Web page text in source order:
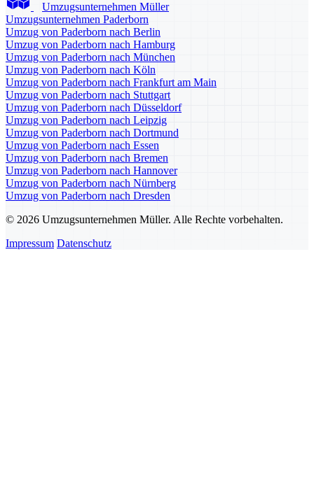
Umzugsunternehmen Müller
Umzugsunternehmen Paderborn
Umzug von Paderborn nach Berlin
Umzug von Paderborn nach Hamburg
Umzug von Paderborn nach München
Umzug von Paderborn nach Köln
Umzug von Paderborn nach Frankfurt am Main
Umzug von Paderborn nach Stuttgart
Umzug von Paderborn nach Düsseldorf
Umzug von Paderborn nach Leipzig
Umzug von Paderborn nach Dortmund
Umzug von Paderborn nach Essen
Umzug von Paderborn nach Bremen
Umzug von Paderborn nach Hannover
Umzug von Paderborn nach Nürnberg
Umzug von Paderborn nach Dresden
© 2026 Umzugsunternehmen Müller. Alle Rechte vorbehalten.
Impressum Datenschutz